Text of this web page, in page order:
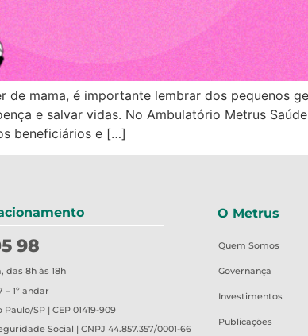
de mama, é importante lembrar dos pequenos
e salvar vidas. No Ambulatório Metrus
beneficiários e […]
98
das 8h às 18h
– 1º andar
SP | CEP 01419-909
Social | CNPJ 44.857.357/0001-66
O Metrus
Quem Somos
Governança
Investimentos
Publicações